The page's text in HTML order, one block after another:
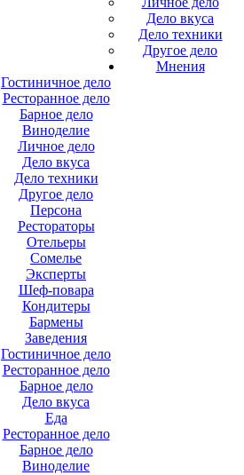
Дело вкуса
Дело техники
Другое дело
Мнения
Гостиничное дело
Ресторанное дело
Барное дело
Виноделие
Личное дело
Дело вкуса
Дело техники
Другое дело
Персона
Рестораторы
Отельеры
Сомелье
Эксперты
Шеф-повара
Кондитеры
Бармены
Заведения
Гостиничное дело
Ресторанное дело
Барное дело
Дело вкуса
Еда
Ресторанное дело
Барное дело
Виноделие